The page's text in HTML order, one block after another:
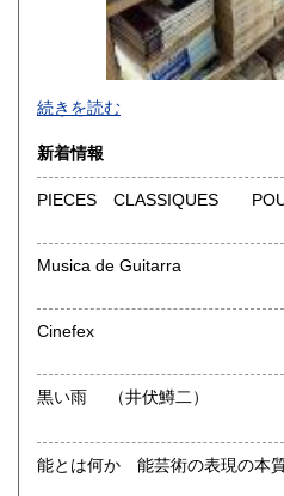
-
沿線名：-
最寄駅：-
営業時間：-
定休日：-
書籍の買取について
取り扱い分野
総記、哲学宗教、歴史、社会科
語国文、外国文学、古典籍、近
続きを読む
新着情報
Musica de Guitarra
Cinefex
黒い雨 （井伏鱒二）
能とは何か 能芸術の表現の本